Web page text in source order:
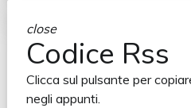
close
Codice Rss
Clicca sul pulsante per
negli appunti.